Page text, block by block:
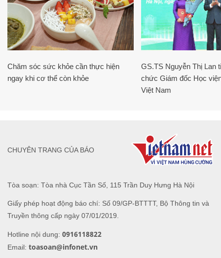
Chăm sóc sức khỏe cần thực hiện
ngay khi cơ thể còn khỏe
GS.TS Nguyễn Thị Lan
chức Giám đốc Học
Việt Nam
Tòa soạn: Tòa nhà Cục Tần Số, 115 Trần Duy Hưng Hà Nội
Giấy phép hoạt động báo chí: Số 09/GP-BTTTT, Bộ Thông tin và
Truyền thông cấp ngày 07/01/2019.
Hotline nội dung: 0916118822
Email: toasoan@infonet.vn
CHUYÊN TRANG CỦA BÁO